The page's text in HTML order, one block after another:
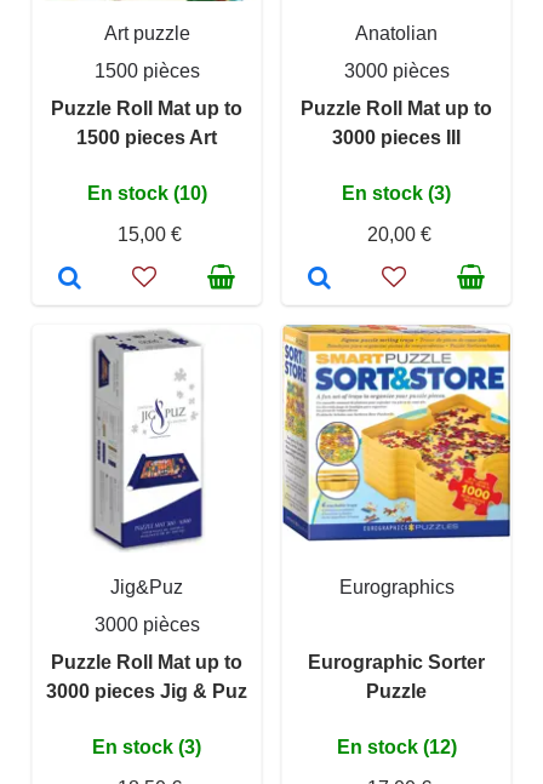
Art puzzle
1500 pièces
Puzzle Roll Mat up to
1500 pieces Art
En stock (10)
15,00 €
Anatolian
3000 pièces
Puzzle Roll Mat up to
3000 pieces III
En stock (3)
20,00 €
Jig&Puz
3000 pièces
Puzzle Roll Mat up to
3000 pieces Jig & Puz
En stock (3)
Eurographics
Eurographic Sorter
Puzzle
En stock (12)